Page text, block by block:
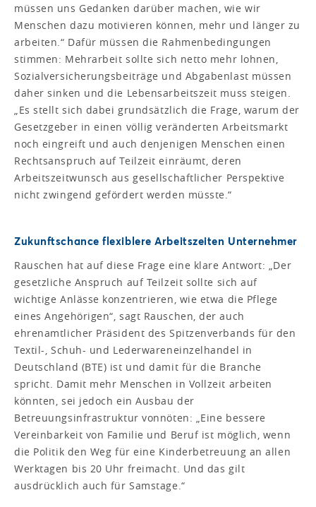
müssen uns Gedanken darüber machen, wie wir
Menschen dazu motivieren können, mehr und länger zu
arbeiten.“ Dafür müssen die Rahmenbedingungen
stimmen: Mehrarbeit sollte sich netto mehr lohnen,
Sozialversicherungsbeiträge und Abgabenlast müssen
daher sinken und die Lebensarbeitszeit muss steigen.
„Es stellt sich dabei grundsätzlich die Frage, warum der
Gesetzgeber in einen völlig veränderten Arbeitsmarkt
noch eingreift und auch denjenigen Menschen einen
Rechtsanspruch auf Teilzeit einräumt, deren
Arbeitszeitwunsch aus gesellschaftlicher Perspektive
nicht zwingend gefördert werden müsste.“
Zukunftschance flexiblere Arbeitszeiten Unternehmer
Rauschen hat auf diese Frage eine klare Antwort: „Der
gesetzliche Anspruch auf Teilzeit sollte sich auf
wichtige Anlässe konzentrieren, wie etwa die Pflege
eines Angehörigen“, sagt Rauschen, der auch
ehrenamtlicher Präsident des Spitzenverbands für den
Textil-, Schuh- und Lederwareneinzelhandel in
Deutschland (BTE) ist und damit für die Branche
spricht. Damit mehr Menschen in Vollzeit arbeiten
könnten, sei jedoch ein Ausbau der
Betreuungsinfrastruktur vonnöten: „Eine bessere
Vereinbarkeit von Familie und Beruf ist möglich, wenn
die Politik den Weg für eine Kinderbetreuung an allen
Werktagen bis 20 Uhr freimacht. Und das gilt
ausdrücklich auch für Samstage.“